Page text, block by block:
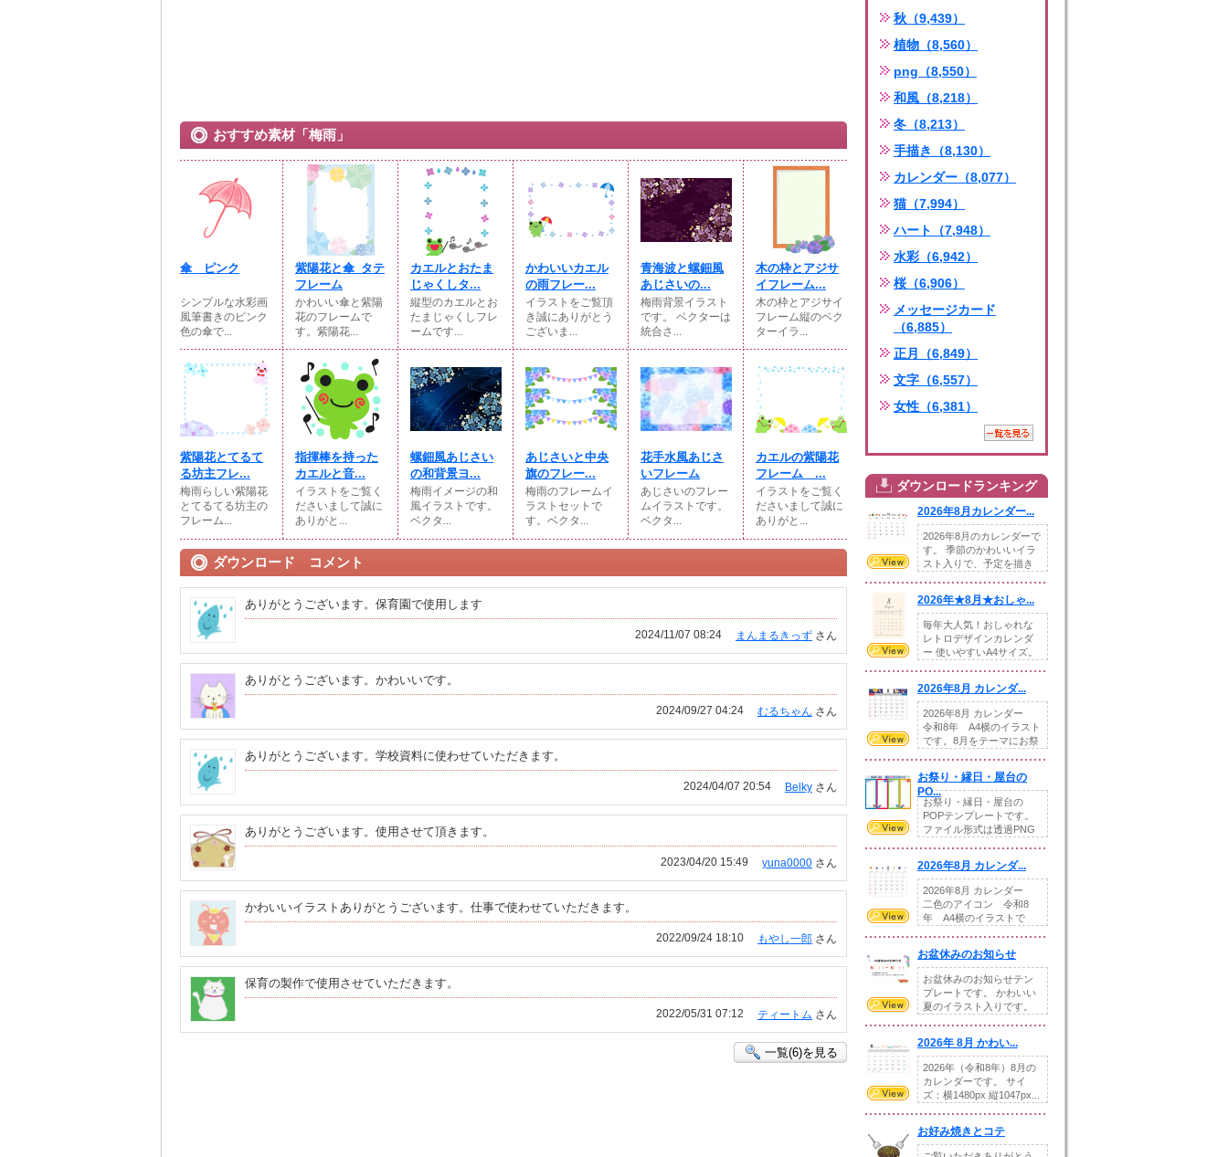
おすすめ素材「梅雨」
傘 ピンク
シンプルな水彩画
風筆書きのピンク
色の傘で...
紫陽花と傘_タテ
フレーム
かわいい傘と紫陽
花のフレームで
す。紫陽花...
カエルとおたま
じゃくしタ...
縦型のカエルとお
たまじゃくしフレ
ームです...
かわいいカエル
の雨フレー...
イラストをご覧頂
き誠にありがとう
ございま...
青海波と螺鈿風
あじさいの...
梅雨背景イラスト
です。 ベクターは
統合さ...
木の枠とアジサ
イフレーム...
木の枠とアジサイ
フレーム縦のベク
ターイラ...
紫陽花とてるて
る坊主フレ...
梅雨らしい紫陽花
とてるてる坊主の
フレーム...
指揮棒を持った
カエルと音...
イラストをご覧く
ださいまして誠に
ありがと...
螺鈿風あじさい
の和背景ヨ...
梅雨イメージの和
風イラストです。
ベクタ...
あじさいと中央
旗のフレー...
梅雨のフレームイ
ラストセットで
す。ベクタ...
花手水風あじさ
いフレーム
あじさいのフレー
ムイラストです。
ベクタ...
カエルの紫陽花
フレーム ...
イラストをご覧く
ださいまして誠に
ありがと...
ダウンロード コメント
ありがとうございます。保育園で使用します
まんまるきっず さん
2024/11/07 08:24
ありがとうございます。かわいいです。
むるちゃん さん
2024/09/27 04:24
ありがとうございます。学校資料に使わせていただきます。
Belky さん
2024/04/07 20:54
ありがとうございます。使用させて頂きます。
yuna0000 さん
2023/04/20 15:49
かわいいイラストありがとうございます。仕事で使わせていただきます。
もやし一郎 さん
2022/09/24 18:10
保育の製作で使用させていただきます。
ティートム さん
2022/05/31 07:12
一覧(6)を見る
秋（9,439）
植物（8,560）
png（8,550）
和風（8,218）
冬（8,213）
手描き（8,130）
カレンダー（8,077）
猫（7,994）
ハート（7,948）
水彩（6,942）
桜（6,906）
メッセージカード
（6,885）
正月（6,849）
文字（6,557）
女性（6,381）
ダウンロードランキング
2026年8月カレンダー...
2026年8月のカレンダーで
す。 季節のかわいいイラ
スト入りで、予定を描き
2026年★8月★おしゃ...
毎年大人気！おしゃれな
レトロデザインカレンダ
ー 使いやすいA4サイズ。
2026年8月 カレンダ...
2026年8月 カレンダー
令和8年 A4横のイラスト
です。8月をテーマにお祭
お祭り・縁日・屋台の
PO...
お祭り・縁日・屋台の
POPテンプレートです。
ファイル形式は透過PNG
2026年8月 カレンダ...
2026年8月 カレンダー
二色のアイコン 令和8
年 A4横のイラストで
お盆休みのお知らせ
お盆休みのお知らせテン
プレートです。 かわいい
夏のイラスト入りです。
2026年 8月 かわい...
2026年（令和8年）8月の
カレンダーです。 サイ
ズ：横1480px 縦1047px...
お好み焼きとコテ